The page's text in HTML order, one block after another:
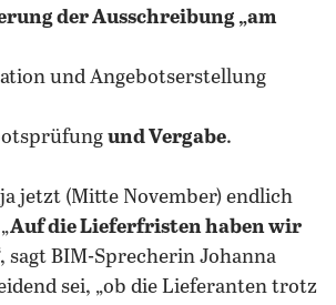
der Ausschreibung „am
und Angebotserstellung
und Vergabe.
ja jetzt (Mitte November) endlich
Auf die Lieferfristen haben wir
sagt BIM-Sprecherin Johanna
sei, „ob die Lieferanten trotz